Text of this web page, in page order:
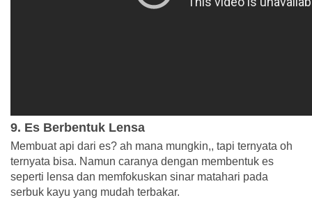
9. Es Berbentuk Lensa
Membuat api dari es? ah mana mungkin,, tapi ternyata oh
ternyata bisa. Namun caranya dengan membentuk es
seperti lensa dan memfokuskan sinar matahari pada
serbuk kayu yang mudah terbakar.